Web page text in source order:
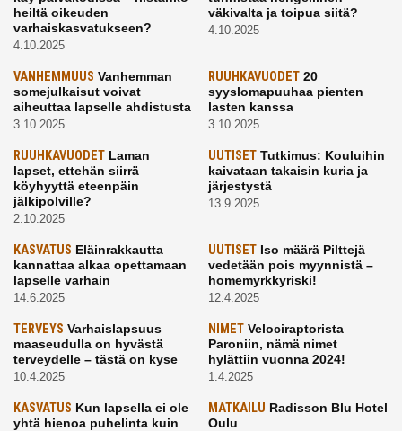
heiltä oikeuden
varhaiskasvatukseen?
4.10.2025
väkivalta ja toipua siitä?
4.10.2025
VANHEMMUUS Vanhemman
somejulkaisut voivat
aiheuttaa lapselle ahdistusta
3.10.2025
RUUHKAVUODET20
syyslomapuuhaa pienten
lasten kanssa
3.10.2025
RUUHKAVUODET Laman
lapset, ettehän siirrä
köyhyyttä eteenpäin
jälkipolville?
2.10.2025
UUTISETTutkimus: Kouluihin
kaivataan takaisin kuria ja
järjestystä
13.9.2025
KASVATUS Eläinrakkautta
kannattaa alkaa opettamaan
lapselle varhain
14.6.2025
UUTISETIso määrä Pilttejä
vedetään pois myynnistä –
homemyrkkyriski!
12.4.2025
TERVEYS Varhaislapsuus
maaseudulla on hyvästä
terveydelle – tästä on kyse
10.4.2025
NIMETVelociraptorista
Paroniin, nämä nimet
hylättiin vuonna 2024!
1.4.2025
KASVATUS Kun lapsella ei ole
yhtä hienoa puhelinta kuin
MATKAILU Radisson Blu Hotel
Oulu